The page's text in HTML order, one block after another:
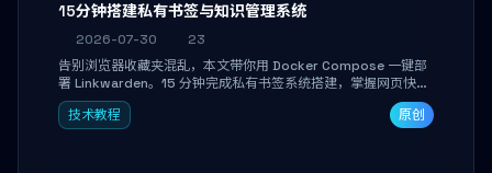
15分钟搭建私有书签与知识管理系统
2026-07-30
23
告别浏览器收藏夹混乱，本文带你用 Docker Compose 一键部
署 Linkwarden。15 分钟完成私有书签系统搭建，掌握网页快照
归档、高亮批注、分类管理与全文搜索。适合开发者与知识工作
者打造个人知识库，资料统一归档，随时检索。
技术教程 原创